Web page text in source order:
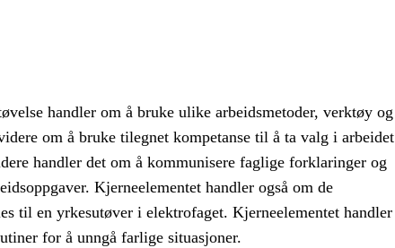
handler om å bruke ulike arbeidsmetoder, verktøy og
om å bruke tilegnet kompetanse til å ta valg i arbeidet
handler det om å kommunisere faglige forklaringer og
Kjerneelementet handler også om de
til en yrkesutøver i elektrofaget. Kjerneelementet handler
for å unngå farlige situasjoner.